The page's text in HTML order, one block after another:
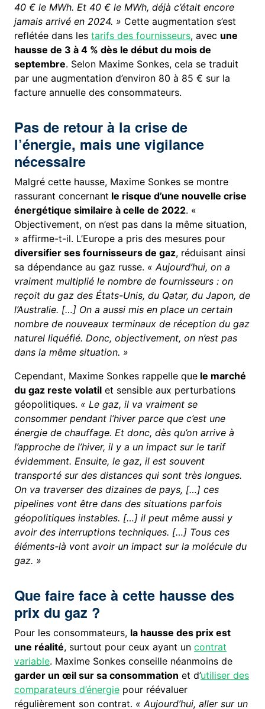
40 € le MWh. Et 40 € le MWh, déjà c’était encore
jamais arrivé en 2024. » Cette augmentation s’est
reflétée dans lestarifs des fournisseurs, avec une
hausse de 3 à 4 % dès le début du mois de
septembre. Selon Maxime Sonkes, cela se traduit
par une augmentation d’environ 80 à 85 € sur la
facture annuelle des consommateurs.
Pas de retour à la crise de
l’énergie, mais une vigilance
nécessaire
Malgré cette hausse, Maxime Sonkes se montre
rassurant concernant le risque d’une nouvelle crise
énergétique similaire à celle de 2022. «
Objectivement, on n’est pas dans la même situation,
» affirme-t-il. L’Europe a pris des mesures pour
diversifier ses fournisseurs de gaz, réduisant ainsi
sa dépendance au gaz russe. « Aujourd’hui, on a
vraiment multiplié le nombre de fournisseurs : on
reçoit du gaz des États-Unis, du Qatar, du Japon, de
l’Australie. […] On a aussi mis en place un certain
nombre de nouveaux terminaux de réception du gaz
naturel liquéfié. Donc, objectivement, on n’est pas
dans la même situation. »
Cependant, Maxime Sonkes rappelle que le marché
du gaz reste volatil et sensible aux perturbations
géopolitiques. « Le gaz, il va vraiment se
consommer pendant l’hiver parce que c’est une
énergie de chauffage. Et donc, dès qu’on arrive à
l’approche de l’hiver, il y a un impact sur le tarif
évidemment. Ensuite, le gaz, il est souvent
transporté sur des distances qui sont très longues.
On va traverser des dizaines de pays, […] ces
pipelines vont être dans des situations parfois
géopolitiques instables. […] il peut même aussi y
avoir des interruptions techniques. […] Tous ces
éléments-là vont avoir un impact sur la molécule du
gaz. »
Que faire face à cette hausse des
prix du gaz ?
Pour les consommateurs, la hausse des prix est
une réalité, surtout pour ceux ayant uncontrat
variable. Maxime Sonkes conseille néanmoins de
garder un œil sur sa consommation et d’utiliser des
comparateurs d’énergie pour réévaluer
régulièrement son contrat. « Aujourd’hui, aller sur un